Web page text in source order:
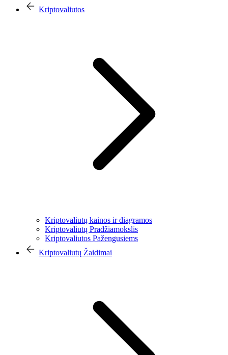
Kriptovaliutos
Kriptovaliutų kainos ir diagramos
Kriptovaliutų Pradžiamokslis
Kriptovaliutos Pažengusiems
Kriptovaliutų Žaidimai